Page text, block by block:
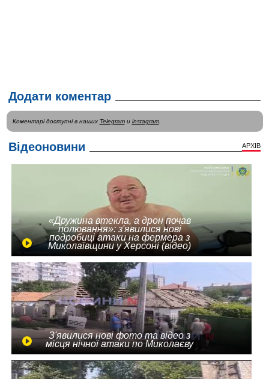
Додати коментар
Коментарі доступні в наших Telegramи instagram.
Відеоновини АРХІВ
«Дружина втекла, а дрон почав
полювання»: з'явилися нові
подробиці атаки на фермера з
Миколаївщини у Херсоні (відео)
З'явилися нові фото та відео з
місця нічної атаки по Миколаєву